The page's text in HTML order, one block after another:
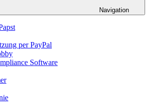
Navigation
per PayPal
Software